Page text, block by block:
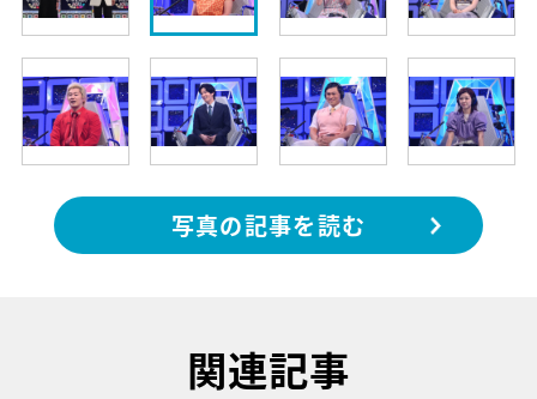
写真の記事を読む
関連記事